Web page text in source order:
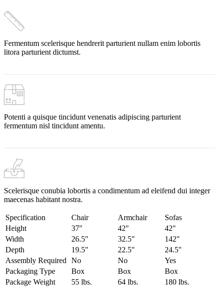
Fermentum scelerisque hendrerit parturient nullam enim lobortis
litora parturient dictumst.
Potenti a quisque tincidunt venenatis adipiscing parturient
fermentum nisl tincidunt amentu.
Scelerisque conubia lobortis a condimentum ad eleifend dui integer
maecenas habitant nostra.
Specification Chair Armchair
Sofas
Height
37" 42"
42"
Width
26.5" 32.5"
142"
Depth
19.5" 22.5"
24.5"
Assembly Required
No No
Yes
Packaging Type
Box Box
Box
Package Weight
55 lbs. 64 lbs.
180 lbs.